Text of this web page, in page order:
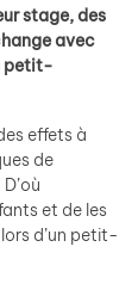
stage, des
avec
petit-
effets à
de
et de les
d’un petit-